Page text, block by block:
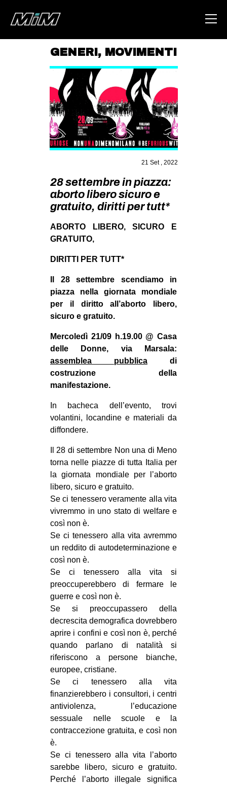
ABOUT
AREA
DEGENERAZIONE
GAZA FREESTYLE
CSOA LAMBRETTA
MSM
STUDENTI TSUNAMI
ZAM
MILANO
MOVIMENTI
ANTIFASCISMO
DIRITTO ALL’ABITARE
PRECARIATO
CULTURE
ARTE
CINEMA
MUSICA
RECENSIONI
INTERNAZIONALE
AFRICA
AMERICHE
ESTREMO ORIENTE
EUROPA
MEDIO ORIENTE
EVENTI
in
tw
GENERI , MOVIMENTI
21 Set , 2022
28 settembre in piazza:
aborto libero sicuro e
gratuito, diritti per tutt*
ABORTO LIBERO, SICURO E
GRATUITO,
DIRITTI PER TUTT*
Il 28 settembre scendiamo in
piazza nella giornata mondiale
per il diritto all’aborto libero,
sicuro e gratuito.
Mercoledì 21/09 h.19.00 @ Casa
delle Donne, via Marsala:
assemblea pubblica di
costruzione della
manifestazione.
In bacheca dell’evento, trovi
volantini, locandine e materiali da
diffondere.
Il 28 di settembre Non una di Meno
torna nelle piazze di tutta Italia per
la giornata mondiale per l’aborto
libero, sicuro e gratuito.
Se ci tenessero veramente alla vita
vivremmo in uno stato di welfare e
così non è.
Se ci tenessero alla vita avremmo
un reddito di autodeterminazione e
così non è.
Se ci tenessero alla vita si
preoccuperebbero di fermare le
guerre e così non è.
Se si preoccupassero della
decrescita demografica dovrebbero
aprire i confini e così non è, perché
quando parlano di natalità si
riferiscono a persone bianche,
europee, cristiane.
Se ci tenessero alla vita
finanzierebbero i consultori, i centri
antiviolenza, l’educazione
sessuale nelle scuole e la
contraccezione gratuita, e così non
è.
Se ci tenessero alla vita l’aborto
sarebbe libero, sicuro e gratuito.
Perché l’aborto illegale significa